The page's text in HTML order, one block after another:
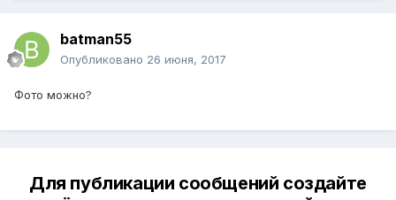
batman55
Опубликовано 26 июня, 2017
Фото можно?
Для публикации сообщений создайте